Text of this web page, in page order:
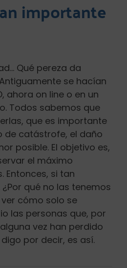
importante
Qué pereza da
se hacían
ahora on line o en un
Todos sabemos que
que es importante
de catástrofe, el daño
posible. El objetivo es,
el máximo
Entonces, si tan
qué no las tenemos
cómo solo se
las personas que, por
vez han perdido
por decir, es así.